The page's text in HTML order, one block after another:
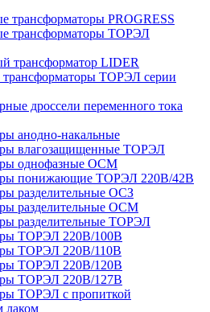
трансформаторы PROGRESS
трансформаторы ТОРЭЛ
трансформатор LIDER
трансформаторы ТОРЭЛ серии
дроссели переменного тока
анодно-накальные
влагозащищенные ТОРЭЛ
однофазные ОСМ
понижающие ТОРЭЛ 220В/42В
разделительные ОСЗ
разделительные ОСМ
разделительные ТОРЭЛ
ТОРЭЛ 220В/100В
ТОРЭЛ 220В/110В
ТОРЭЛ 220В/120В
ТОРЭЛ 220В/127В
ТОРЭЛ с пропиткой
лаком